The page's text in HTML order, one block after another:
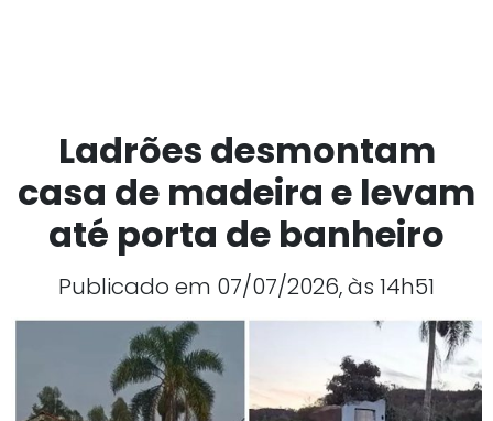
Ladrões desmontam
casa de madeira e levam
até porta de banheiro
Publicado em 07/07/2026, às 14h51